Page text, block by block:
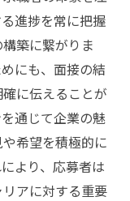
進捗を常に把握
築に繋がりま
にも、面接の結
に伝えることが
通じて企業の魅
希望を積極的に
より、応募者は
アに対する重要